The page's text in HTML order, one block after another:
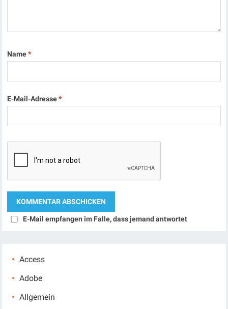
Name*
E-Mail-Adresse*
E-Mail empfangen im Falle, dass jemand antwortet
Access
Adobe
Allgemein